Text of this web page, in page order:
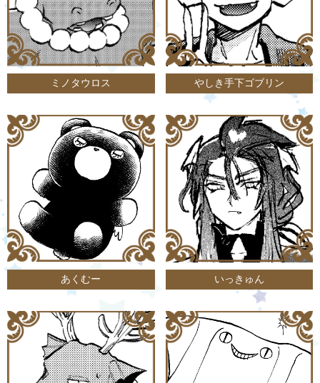
ミノタウロス やしき手下ゴブリン
あくむー いっきゅん